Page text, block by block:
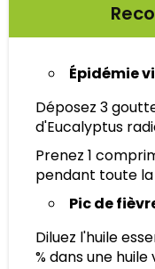
Épidémie
Déposez 3
d'Eucalyptus
Prenez 1
pendant toute
Pic de
Diluez l'huile
% dans une